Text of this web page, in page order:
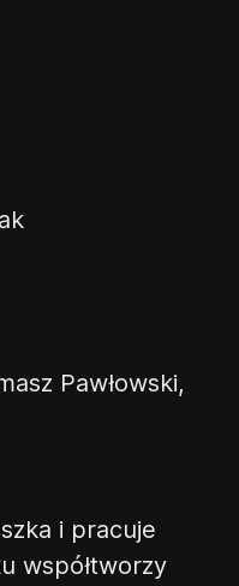
Pawłowski,
i pracuje
współtworzy